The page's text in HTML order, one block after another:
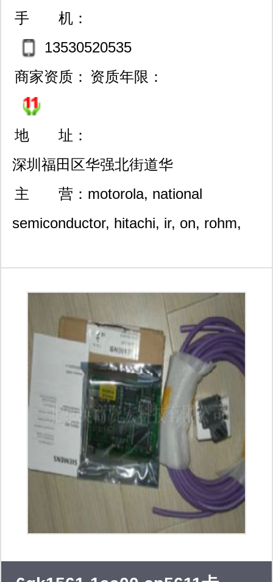
4703
手 机：
13530520535
商家资质： 资质年限：
地 址：
深圳福田区华强北街道华
强北路上步工业区102栋61
8室
主 营： motorola, national
semiconductor, hitachi, ir, on, rohm,
质保证, 并一贯推行在30天内无条件质
量保证和接受退换货。